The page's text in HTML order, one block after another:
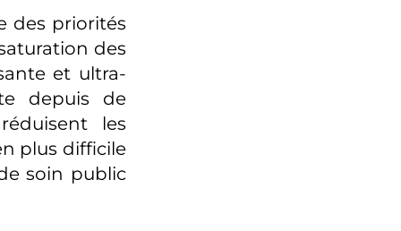
des priorités
des
et ultra-
depuis de
les
plus difficile
soin public